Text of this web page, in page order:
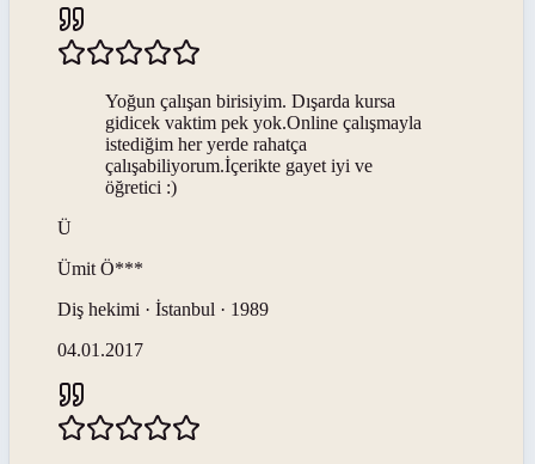
Yoğun çalışan birisiyim. Dışarda kursa
gidicek vaktim pek yok.Online çalışmayla
istediğim her yerde rahatça
çalışabiliyorum.İçerikte gayet iyi ve
öğretici :)
Ü
Ümit Ö***
Diş hekimi · İstanbul · 1989
04.01.2017